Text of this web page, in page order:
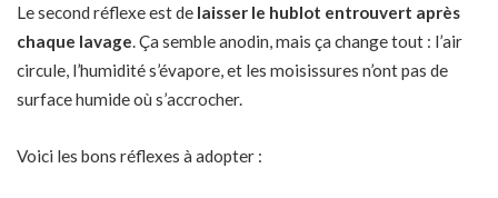
Le second réflexe est de laisser le hublot entrouvert après
chaque lavage . Ça semble anodin, mais ça change tout : l’air
circule, l’humidité s’évapore, et les moisissures n’ont pas de
surface humide où s’accrocher.
Voici les bons réflexes à adopter :